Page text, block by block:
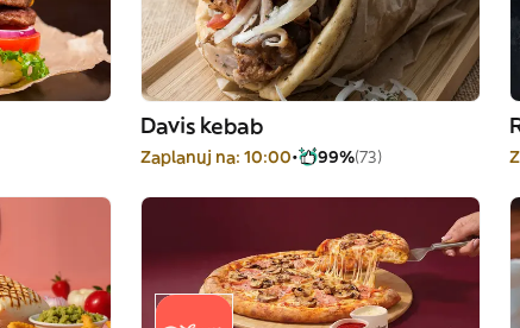
Davis kebab
Zaplanuj na: 10:00 99%(73)